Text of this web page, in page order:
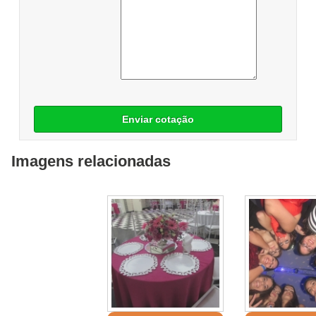
Enviar cotação
Imagens relacionadas